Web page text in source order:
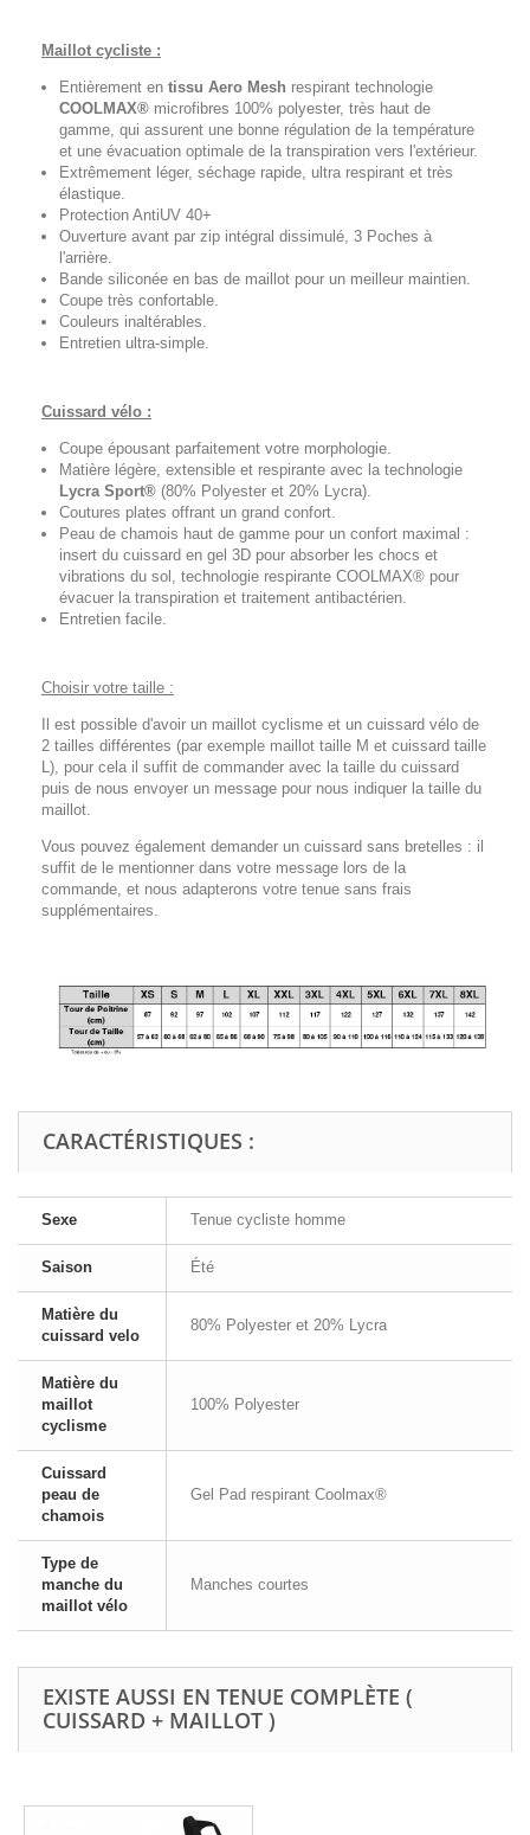
Maillot cycliste :
Entièrement en tissu Aero Mesh respirant technologie
COOLMAX® microfibres 100% polyester, très haut de
gamme, qui assurent une bonne régulation de la température
et une évacuation optimale de la transpiration vers l'extérieur.
Extrêmement léger, séchage rapide, ultra respirant et très
élastique.
Protection AntiUV 40+
Ouverture avant par zip intégral dissimulé, 3 Poches à
l'arrière.
Bande siliconée en bas de maillot pour un meilleur maintien.
Coupe très confortable.
Couleurs inaltérables.
Entretien ultra-simple.
Cuissard vélo :
Coupe épousant parfaitement votre morphologie.
Matière légère, extensible et respirante avec la technologie
Lycra Sport® (80% Polyester et 20% Lycra).
Coutures plates offrant un grand confort.
Peau de chamois haut de gamme pour un confort maximal :
insert du cuissard en gel 3D pour absorber les chocs et
vibrations du sol, technologie respirante COOLMAX® pour
évacuer la transpiration et traitement antibactérien.
Entretien facile.
Choisir votre taille :
Il est possible d'avoir un maillot cyclisme et un cuissard vélo de
2 tailles différentes (par exemple maillot taille M et cuissard taille
L), pour cela il suffit de commander avec la taille du cuissard
puis de nous envoyer un message pour nous indiquer la taille du
maillot.
Vous pouvez également demander un cuissard sans bretelles : il
suffit de le mentionner dans votre message lors de la
commande, et nous adapterons votre tenue sans frais
supplémentaires.
CARACTÉRISTIQUES :
Sexe Tenue cycliste homme
Saison Été
Matière du
cuissard velo
80% Polyester et 20% Lycra
Matière du
maillot
cyclisme
100% Polyester
Cuissard
peau de
chamois
Gel Pad respirant Coolmax®
Type de
manche du
maillot vélo
Manches courtes
EXISTE AUSSI EN TENUE COMPLÈTE (
CUISSARD + MAILLOT )